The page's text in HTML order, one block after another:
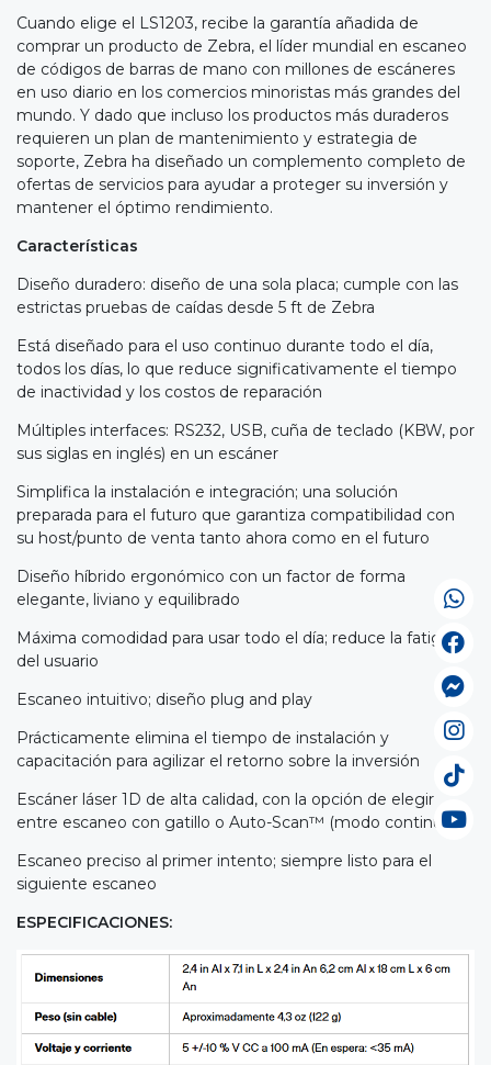
Cuando elige el LS1203, recibe la garantía añadida de
comprar un producto de Zebra, el líder mundial en escaneo
de códigos de barras de mano con millones de escáneres
en uso diario en los comercios minoristas más grandes del
mundo. Y dado que incluso los productos más duraderos
requieren un plan de mantenimiento y estrategia de
soporte, Zebra ha diseñado un complemento completo de
ofertas de servicios para ayudar a proteger su inversión y
mantener el óptimo rendimiento.
Características
Diseño duradero: diseño de una sola placa; cumple con las
estrictas pruebas de caídas desde 5 ft de Zebra
Está diseñado para el uso continuo durante todo el día,
todos los días, lo que reduce significativamente el tiempo
de inactividad y los costos de reparación
Múltiples interfaces: RS232, USB, cuña de teclado (KBW, por
sus siglas en inglés) en un escáner
Simplifica la instalación e integración; una solución
preparada para el futuro que garantiza compatibilidad con
su host/punto de venta tanto ahora como en el futuro
Diseño híbrido ergonómico con un factor de forma
elegante, liviano y equilibrado
Máxima comodidad para usar todo el día; reduce la fatiga
del usuario
Escaneo intuitivo; diseño plug and play
Prácticamente elimina el tiempo de instalación y
capacitación para agilizar el retorno sobre la inversión
Escáner láser 1D de alta calidad, con la opción de elegir
entre escaneo con gatillo o Auto-Scan™ (modo continuo)
Escaneo preciso al primer intento; siempre listo para el
siguiente escaneo
ESPECIFICACIONES: